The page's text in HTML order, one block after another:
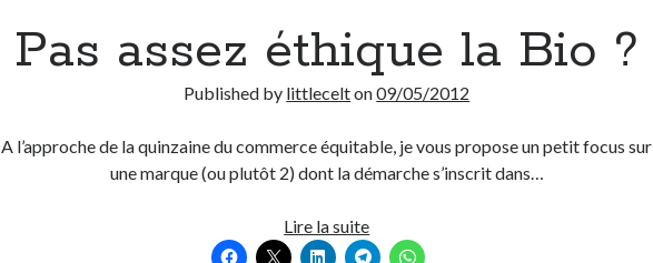
Pas assez éthique la Bio ?
Published by littlecelton09/05/2012
A l’approche de la quinzaine du commerce équitable, je vous propose un petit focus sur
une marque (ou plutôt 2) dont la démarche s’inscrit dans…
Lire la suitePas
assez